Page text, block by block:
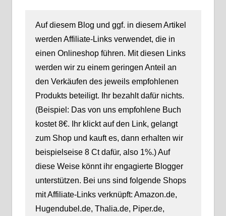
Auf diesem Blog und ggf. in diesem Artikel
werden Affiliate-Links verwendet, die in
einen Onlineshop führen. Mit diesen Links
werden wir zu einem geringen Anteil an
den Verkäufen des jeweils empfohlenen
Produkts beteiligt. Ihr bezahlt dafür nichts.
(Beispiel: Das von uns empfohlene Buch
kostet 8€. Ihr klickt auf den Link, gelangt
zum Shop und kauft es, dann erhalten wir
beispielseise 8 Ct dafür, also 1%.) Auf
diese Weise könnt ihr engagierte Blogger
unterstützen. Bei uns sind folgende Shops
mit Affiliate-Links verknüpft: Amazon.de,
Hugendubel.de, Thalia.de, Piper.de,